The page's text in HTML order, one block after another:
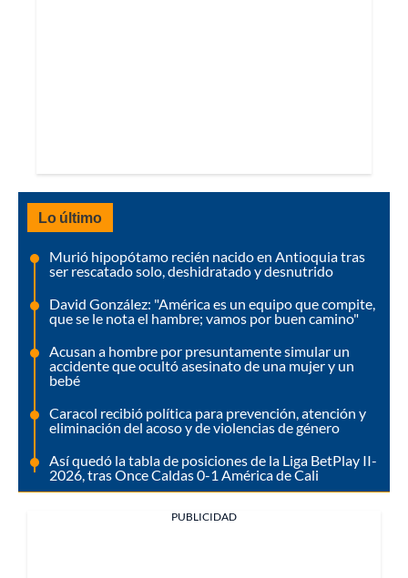
Lo último
Murió hipopótamo recién nacido en Antioquia tras
ser rescatado solo, deshidratado y desnutrido
David González: "América es un equipo que compite,
que se le nota el hambre; vamos por buen camino"
Acusan a hombre por presuntamente simular un
accidente que ocultó asesinato de una mujer y un
bebé
Caracol recibió política para prevención, atención y
eliminación del acoso y de violencias de género
Así quedó la tabla de posiciones de la Liga BetPlay II-
2026, tras Once Caldas 0-1 América de Cali
PUBLICIDAD